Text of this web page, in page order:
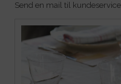
Send en mail til